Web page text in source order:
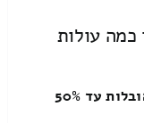
כמה עולות
הובלות עד 50%